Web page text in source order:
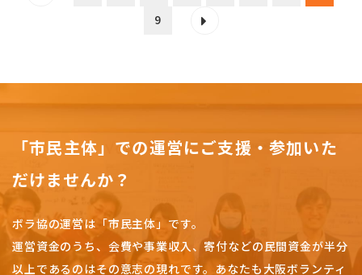
9
「市民主体」での運営にご支援・参加いた
だけませんか？
ボラ協の運営は「市民主体」です。
運営資金のうち、会費や事業収入、寄付などの民間資金が半分
以上であるのはその意志の現れです。 あなたも大阪ボランティ